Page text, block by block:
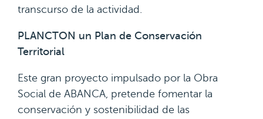
transcurso de la actividad.
PLANCTON un Plan de Conservación
Territorial
Este gran proyecto impulsado por la Obra
Social de ABANCA, pretende fomentar la
conservación y sostenibilidad de las